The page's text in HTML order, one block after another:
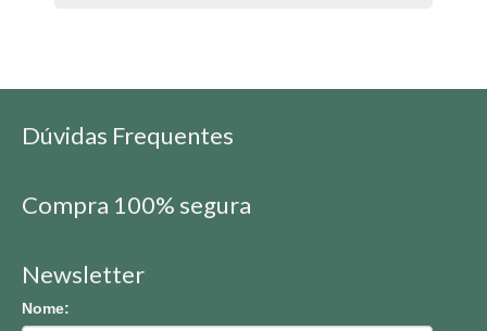
Dúvidas Frequentes
Compra 100% segura
Newsletter
Nome: